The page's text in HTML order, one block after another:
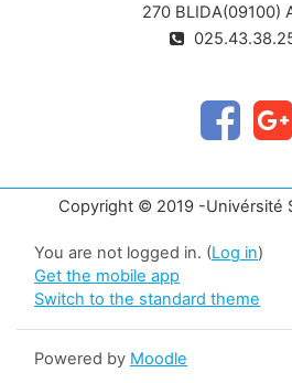
270 BLIDA(09100)
Copyright © 2019 -Univérsité
You are not logged in. (Log in)
Get the mobile app
Switch to the standard theme
Powered by Moodle